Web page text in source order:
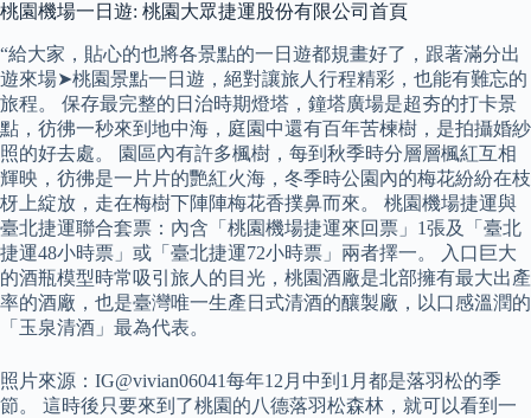
桃園機場一日遊: 桃園大眾捷運股份有限公司首頁
“給大家，貼心的也將各景點的一日遊都規畫好了，跟著滿分出
遊來場➤桃園景點一日遊，絕對讓旅人行程精彩，也能有難忘的
旅程。 保存最完整的日治時期燈塔，鐘塔廣場是超夯的打卡景
點，彷彿一秒來到地中海，庭園中還有百年苦楝樹，是拍攝婚紗
照的好去處。 園區內有許多楓樹，每到秋季時分層層楓紅互相
輝映，彷彿是一片片的艷紅火海，冬季時公園內的梅花紛紛在枝
枒上綻放，走在梅樹下陣陣梅花香撲鼻而來。 桃園機場捷運與
臺北捷運聯合套票：內含「桃園機場捷運來回票」1張及「臺北
捷運48小時票」或「臺北捷運72小時票」兩者擇一。 入口巨大
的酒瓶模型時常吸引旅人的目光，桃園酒廠是北部擁有最大出產
率的酒廠，也是臺灣唯一生產日式清酒的釀製廠，以口感溫潤的
「玉泉清酒」最為代表。
照片來源：IG@vivian06041每年12月中到1月都是落羽松的季
節。 這時後只要來到了桃園的八德落羽松森林，就可以看到一